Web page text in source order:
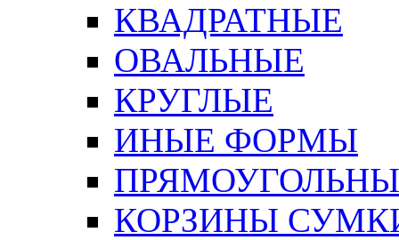
КВАДРАТНЫЕ
ОВАЛЬНЫЕ
КРУГЛЫЕ
ИНЫЕ ФОРМЫ
КОРЗИНЫ